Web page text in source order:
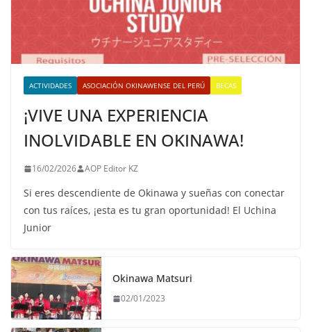
ACTIVIDADES ASOCIACIÓN OKINAWENSE DEL PERÚ BECAS
¡VIVE UNA EXPERIENCIA
INOLVIDABLE EN OKINAWA!
16/02/2026 AOP Editor KZ
Si eres descendiente de Okinawa y sueñas con conectar
con tus raíces, ¡esta es tu gran oportunidad! El Uchina
Junior
Okinawa Matsuri
02/01/2023